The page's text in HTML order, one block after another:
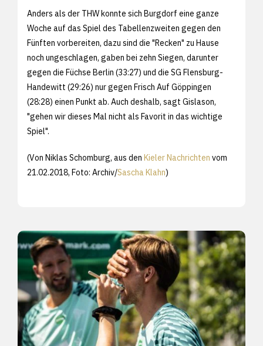
Anders als der THW konnte sich Burgdorf eine ganze
Woche auf das Spiel des Tabellenzweiten gegen den
Fünften vorbereiten, dazu sind die "Recken" zu Hause
noch ungeschlagen, gaben bei zehn Siegen, darunter
gegen die Füchse Berlin (33:27) und die SG Flensburg-
Handewitt (29:26) nur gegen Frisch Auf Göppingen
(28:28) einen Punkt ab. Auch deshalb, sagt Gislason,
"gehen wir dieses Mal nicht als Favorit in das wichtige
Spiel".
(Von Niklas Schomburg, aus den Kieler Nachrichten vom
21.02.2018, Foto: Archiv/Sascha Klahn)